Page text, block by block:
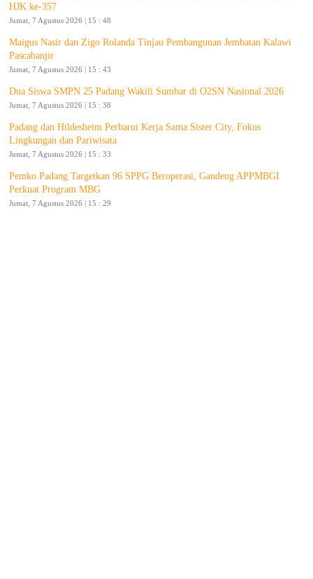
HJK ke-357
Jumat, 7 Agustus 2026 | 15 : 48
Maigus Nasir dan Zigo Rolanda Tinjau Pembangunan Jembatan Kalawi
Pascabanjir
Jumat, 7 Agustus 2026 | 15 : 43
Dua Siswa SMPN 25 Padang Wakili Sumbar di O2SN Nasional 2026
Jumat, 7 Agustus 2026 | 15 : 38
Padang dan Hildesheim Perbarui Kerja Sama Sister City, Fokus
Lingkungan dan Pariwisata
Jumat, 7 Agustus 2026 | 15 : 33
Pemko Padang Targetkan 96 SPPG Beroperasi, Gandeng APPMBGI
Perkuat Program MBG
Jumat, 7 Agustus 2026 | 15 : 29